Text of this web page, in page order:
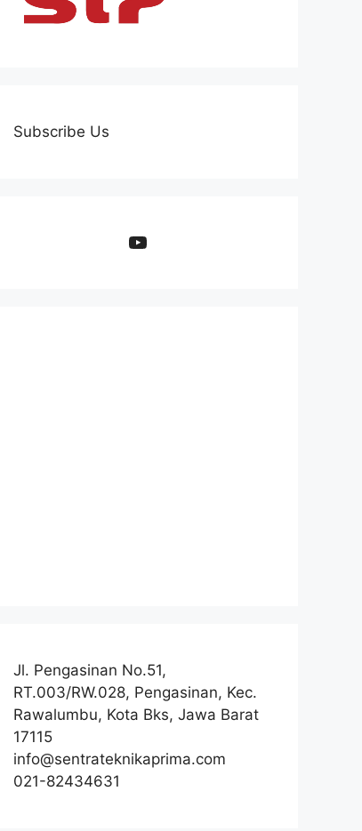
Subscribe Us
YouTube
Jl. Pengasinan No.51,
RT.003/RW.028, Pengasinan, Kec.
Rawalumbu, Kota Bks, Jawa Barat
17115
info@sentrateknikaprima.com
021-82434631